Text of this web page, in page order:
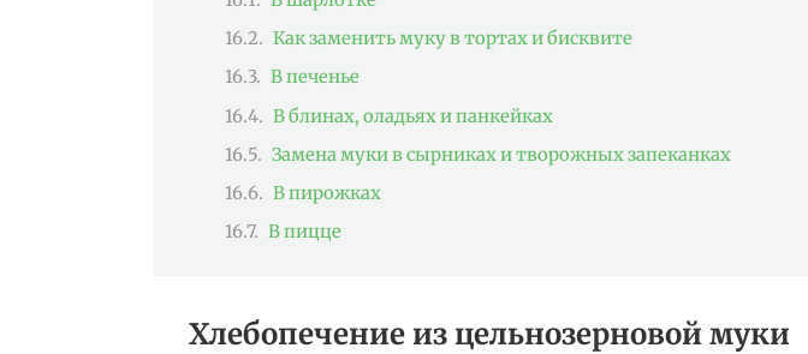
Как заменить муку в тортах и бисквите
В печенье
В блинах, оладьях и панкейках
Замена муки в сырниках и творожных запеканках
В пирожках
В пицце
Хлебопечение из цельнозерновой муки